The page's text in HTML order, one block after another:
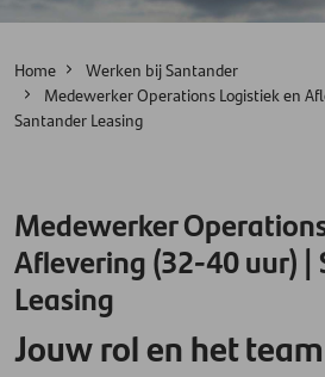
Home
Werken bij Santander
Medewerker Operations Logistiek en
Santander Leasing
Medewerker
Aflevering (32-40 uur) |
Leasing
Jouw rol en het team